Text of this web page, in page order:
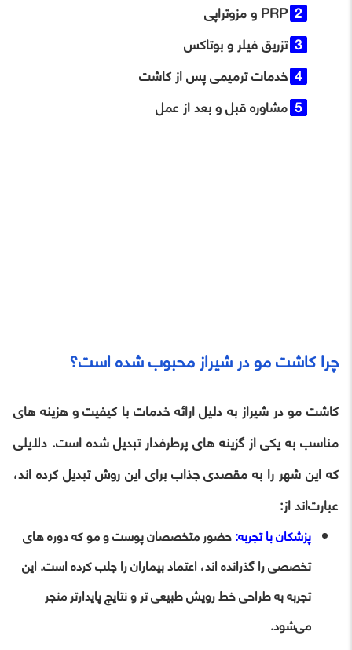
PRP و مزوتراپی
تزریق فیلر و بوتاکس
خدمات ترمیمی پس از کاشت
مشاوره قبل و بعد از عمل
چرا کاشت مو در شیراز محبوب شده است؟
کاشت مو در شیراز به دلیل ارائه خدمات با کیفیت و هزینه‌ های
مناسب به یکی از گزینه‌ های پرطرفدار تبدیل شده است. دلایلی
که این شهر را به مقصدی جذاب برای این روش تبدیل کرده‌ اند،
عبارت‌اند از:
پزشکان با تجربه:حضور متخصصان پوست و مو که دوره‌ های
تخصصی را گذرانده‌ اند، اعتماد بیماران را جلب کرده است. این
تجربه به طراحی خط رویش طبیعی‌ تر و نتایج پایدارتر منجر
می‌شود.